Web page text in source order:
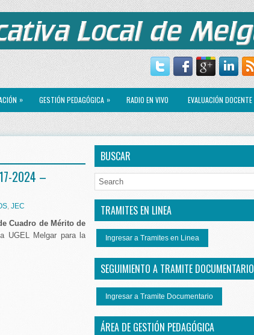
» GESTIÓN PEDAGÓGICA » RADIO EN VIVO EVALUACIÓN DOCENTE
2024 –
JEC
Cuadro de Mérito de
UGEL Melgar para la
BUSCAR
TRAMITES EN LINEA
Ingresar a Tramites en Linea
SEGUIMIENTO A TRAMITE DOCUMENTARIO
Ingresar a Tramite Documentario
ÁREA DE GESTIÓN PEDAGÓGICA